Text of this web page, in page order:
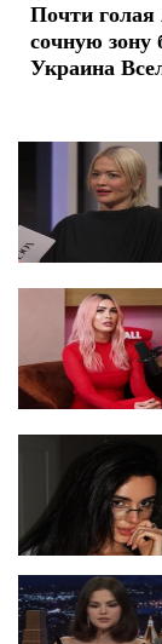
Почти
сочную
Украина